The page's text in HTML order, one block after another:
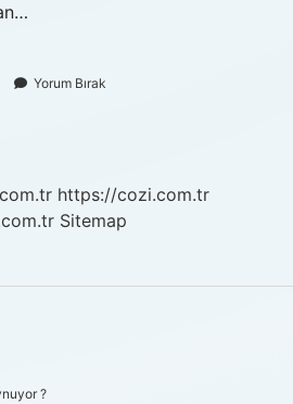
Yorum Bırak
https://cozi.com.tr
Sitemap
?